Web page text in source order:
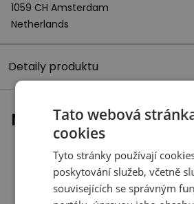
1059 CH Amsterdam
Netherlands
Detaily produktu
Naposledy prohlížené
Tato webová
cookies
Tyto stránky používají
poskytování služeb, včetně
souvisejících se správným